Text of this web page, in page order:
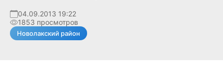
04.09.2013 19:22
1853 просмотров
Новолакский район